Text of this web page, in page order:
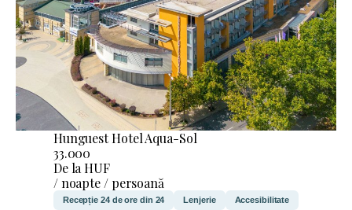
Hunguest Hotel Aqua-Sol
33.000
De la HUF
/ noapte / persoană
Recepție 24 de ore din 24 Lenjerie Accesibilitate